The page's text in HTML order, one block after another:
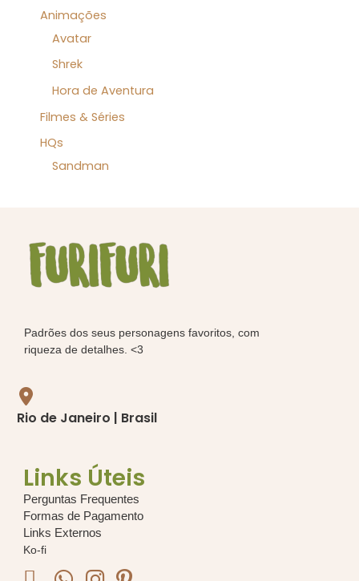
Animações
Avatar
Shrek
Hora de Aventura
Filmes & Séries
HQs
Sandman
Padrões dos seus personagens favoritos, com
riqueza de detalhes. <3
Rio de Janeiro | Brasil
Links Úteis
Perguntas Frequentes
Formas de Pagamento
Links Externos
Ko-fi